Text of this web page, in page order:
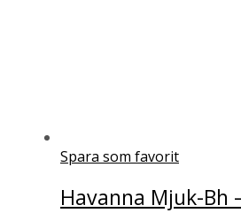
Spara som favorit
Havanna Mjuk-Bh